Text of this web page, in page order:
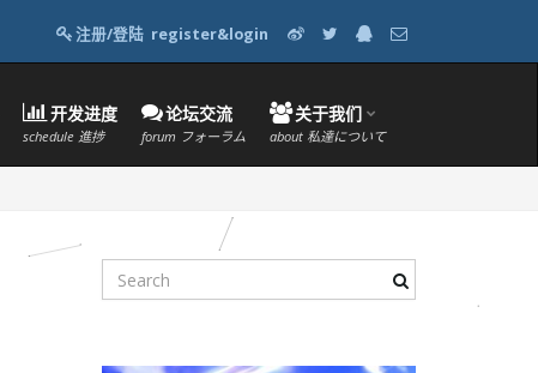
注册/登陆 register&login
开发进度
schedule 進捗
论坛交流
forum フォーラム
关于我们
about 私達について
e